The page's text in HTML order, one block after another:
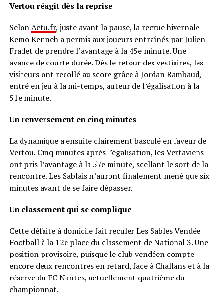
Vertou réagit dès la reprise
SelonActu.fr, juste avant la pause, la recrue hivernale
Kemo Kenneh a permis aux joueurs entraînés par Julien
Fradet de prendre l’avantage à la 45e minute. Une
avance de courte durée. Dès le retour des vestiaires, les
visiteurs ont recollé au score grâce à Jordan Rambaud,
entré en jeu à la mi-temps, auteur de l’égalisation à la
51e minute.
Un renversement en cinq minutes
La dynamique a ensuite clairement basculé en faveur de
Vertou. Cinq minutes après l’égalisation, les Vertaviens
ont pris l’avantage à la 57e minute, scellant le sort de la
rencontre. Les Sablais n’auront finalement mené que six
minutes avant de se faire dépasser.
Un classement qui se complique
Cette défaite à domicile fait reculer Les Sables Vendée
Football à la 12e place du classement de National 3. Une
position provisoire, puisque le club vendéen compte
encore deux rencontres en retard, face à Challans et à la
réserve du FC Nantes, actuellement quatrième du
championnat.